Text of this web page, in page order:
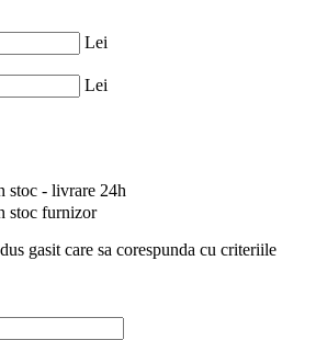
Lei
Lei
stoc - livrare 24h
stoc furnizor
gasit care sa corespunda cu criteriile